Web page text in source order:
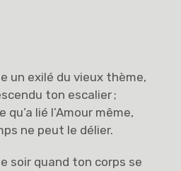
un exilé du vieux thème,
ton escalier ;
qu’a lié l’Amour même,
ne peut le délier.
soir quand ton corps se